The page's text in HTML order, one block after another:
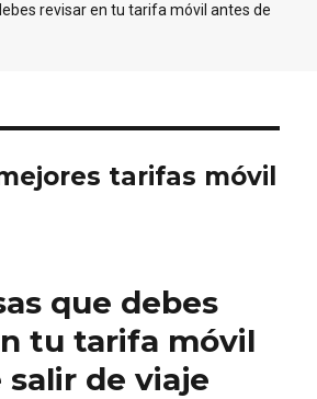
revisar en tu tarifa móvil antes de
tarifas móvil
que debes
tu tarifa móvil
salir de viaje